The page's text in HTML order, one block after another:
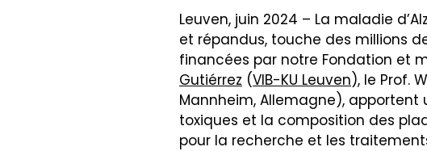
Leuven, juin 2024 – La maladie
et répandus, touche des millions
financées par notre Fondation et
Gutiérrez (VIB-KU Leuven), le Prof.
Mannheim, Allemagne),
toxiques et la composition des
pour la recherche et les